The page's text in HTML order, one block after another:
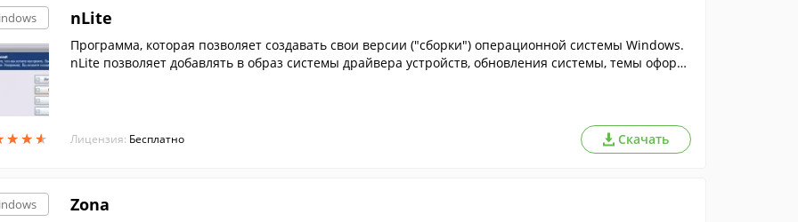
★★★
★★★
nLite
Программа, которая позволяет создавать свои версии ("сборки") операционной системы Windows.
nLite позволяет добавлять в образ системы драйвера устройств, обновления системы, темы оформ
Лицензия: Бесплатно Скачать
Zona